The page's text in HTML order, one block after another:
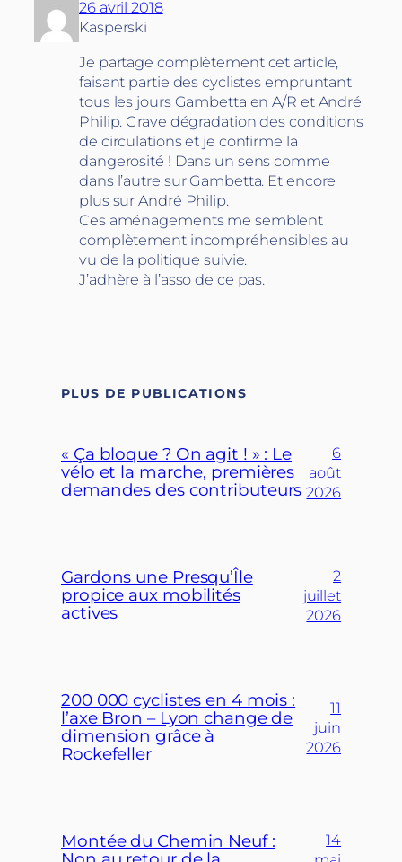
26 avril 2018
Kasperski
Je partage complètement cet article,
faisant partie des cyclistes empruntant
tous les jours Gambetta en A/R et André
Philip. Grave dégradation des conditions
de circulations et je confirme la
dangerosité ! Dans un sens comme
dans l’autre sur Gambetta. Et encore
plus sur André Philip.
Ces aménagements me semblent
complètement incompréhensibles au
vu de la politique suivie.
J’adhère à l’asso de ce pas.
PLUS DE PUBLICATIONS
« Ça bloque ? On agit ! » : Le
vélo et la marche, premières
demandes des contributeurs
6
août
2026
Gardons une Presqu’Île
propice aux mobilités
actives
2
juillet
2026
200 000 cyclistes en 4 mois :
l’axe Bron – Lyon change de
dimension grâce à
Rockefeller
11
juin
2026
Montée du Chemin Neuf :
14